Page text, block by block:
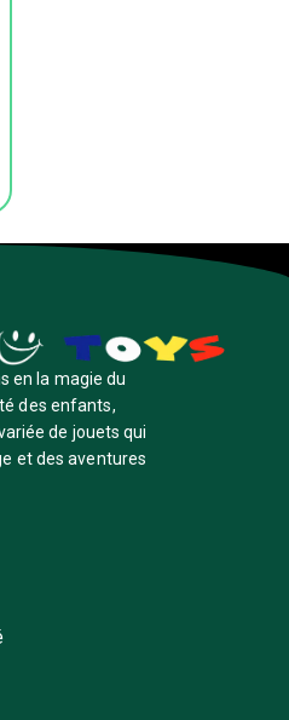
en la magie du
des enfants,
de jouets qui
et des aventures